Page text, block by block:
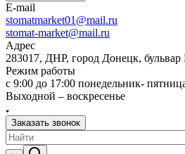
E-mail
stomatmarket01@mail.ru
stomat-market@mail.ru
Адрес
283017, ДНР, город Донецк,
Режим работы
с 9:00 до 17:00 понедельник-
Выходной – воскресенье
Заказать звонок